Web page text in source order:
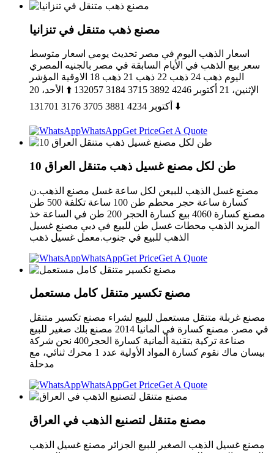
مصنع ذهب متنقل في تنزانيا
اسعار الذهب اليوم في مصر تحديث يومي اسعار متوسط
سعر بيع الذهب في الأيام السابقة في مصر بالجنيه المصري
اليوم ذهب 24 ذهب 22 ذهب 21 ذهب 18 الاوقية المؤشر
الإثنين، 21 أكتوبر 4246 3892 3715 3184 132057 ⬆️ الأحد، 20
أكتوبر 4234 3881 3705 3176 131701 ⬇️
WhatsAppGet PriceGet A Quote
10 طن لكل مصنع غسيل ذهب متنقل العراق
مصنع غسل الذهب للبيعن لكل ساعة غسل مصنع الذهب.ن
كسارة ساعة حجر محطم طن 100 ساعة تكلفة 500 طن
مصنع كسارة 4060 بيع كسارة الحجر 200 طن في الساعة خذ
المزيد الذهب محطات غسل طن للبيع في دبي مصنع غسيل
الذهب للبيع في جنوب.معمل غسيل ذهب
WhatsAppGet PriceGet A Quote
مصنع تكسير متنقل كامل مستعمل
مصنع غربلة متنقل مستعمل للبيع لشراء مصنع تكسير متنقل
في مصر. مصنع كسارة في المانيا 2014 مصنع بلك صغير للبيع
صناعة تركية بتقنية ألمانية كسارة الحجر400 نحن شركة
بيسان ماك نقوم كسارة المواد الأولية عدد 1 محرك ثنائي، مع
مدحلة
WhatsAppGet PriceGet A Quote
مصنع متنقل لتصنيع الذهب في العراق
مصنع غسيل الذهب الصغير للبيع الجزائر مصنع غسيل الذهب